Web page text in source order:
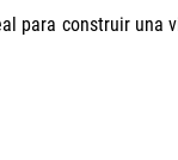
para construir una